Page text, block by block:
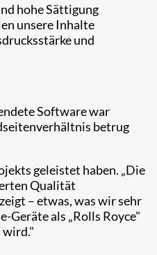
hohe Sättigung
unsere Inhalte
und
Software war
betrug
geleistet haben. „Die
Qualität
– etwas, was wir sehr
Geräte als „Rolls Royce"
wird."